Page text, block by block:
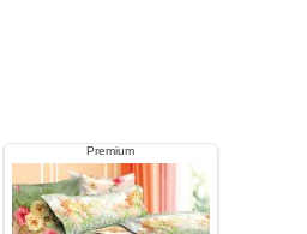
Premium